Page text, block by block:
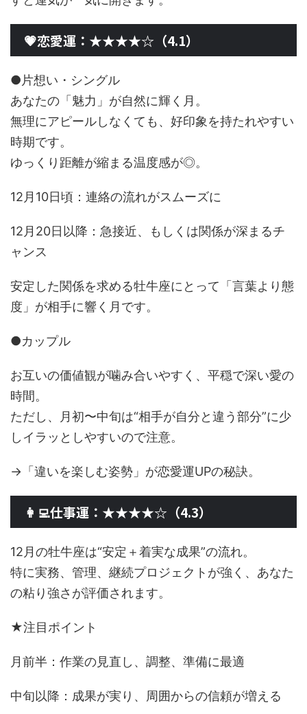
💗恋愛運：★★★★☆（4.1）
●片想い・シングル
あなたの「魅力」が自然に輝く月。
無理にアピールしなくても、好印象を持たれやすい
時期です。
ゆっくり距離が縮まる温度感が◎。
12月10日頃：連絡の流れがスムーズに
12月20日以降：急接近、もしくは関係が深まるチ
ャンス
安定した関係を求める牡牛座にとって「言葉より態
度」が相手に響く月です。
●カップル
お互いの価値観が噛み合いやすく、平穏で深い愛の
時間。
ただし、月初〜中旬は“相手が自分と違う部分”に少
しイラッとしやすいので注意。
→「違いを楽しむ姿勢」が恋愛運UPの秘訣。
👩‍💻仕事運：★★★★☆（4.3）
12月の牡牛座は“安定＋着実な成果”の流れ。
特に実務、管理、継続プロジェクトが強く、あなた
の粘り強さが評価されます。
★注目ポイント
月前半：作業の見直し、調整、準備に最適
中旬以降：成果が実り、周囲からの信頼が増える